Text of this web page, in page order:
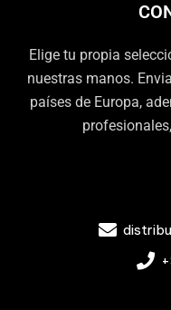
Elige tu propia
nuestras manos.
países de Europa,